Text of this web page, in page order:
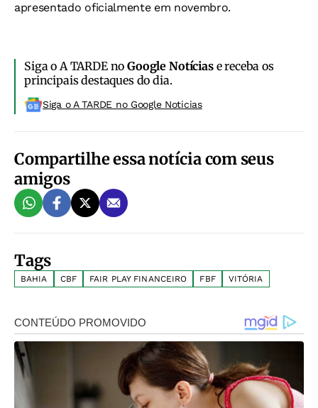
apresentado oficialmente em novembro.
Siga o A TARDE noGoogle Notíciase receba os
principais destaques do dia.
Siga o A TARDE no Google Noticias
Compartilhe essa notícia com seus
amigos
Tags
BAHIA CBF FAIR PLAY FINANCEIRO FBF VITÓRIA